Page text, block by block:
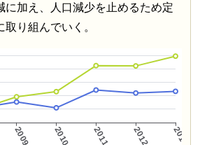
に加え、人口減少を止めるため定
り組んでいく。